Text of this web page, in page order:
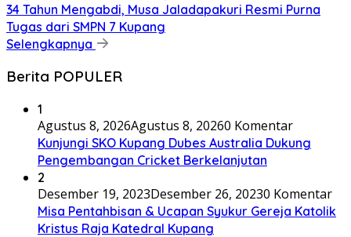
34 Tahun Mengabdi, Musa Jaladapakuri Resmi Purna
Tugas dari SMPN 7 Kupang
Selengkapnya
Berita POPULER
1
Agustus 8, 2026Agustus 8, 20260 Komentar
Kunjungi SKO Kupang Dubes Australia Dukung
Pengembangan Cricket Berkelanjutan
2
Desember 19, 2023Desember 26, 20230 Komentar
Misa Pentahbisan & Ucapan Syukur Gereja Katolik
Kristus Raja Katedral Kupang